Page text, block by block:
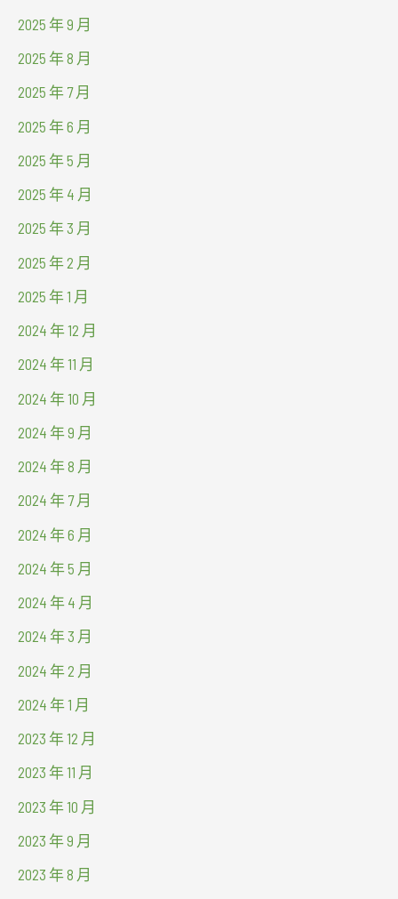
2025 年 9 月
2025 年 8 月
2025 年 7 月
2025 年 6 月
2025 年 5 月
2025 年 4 月
2025 年 3 月
2025 年 2 月
2025 年 1 月
2024 年 12 月
2024 年 11 月
2024 年 10 月
2024 年 9 月
2024 年 8 月
2024 年 7 月
2024 年 6 月
2024 年 5 月
2024 年 4 月
2024 年 3 月
2024 年 2 月
2024 年 1 月
2023 年 12 月
2023 年 11 月
2023 年 10 月
2023 年 9 月
2023 年 8 月